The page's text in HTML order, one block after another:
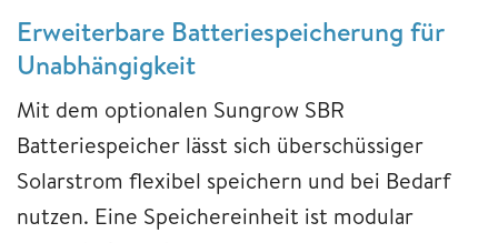
Erweiterbare Batteriespeicherung für
Unabhängigkeit
Mit dem optionalen Sungrow SBR
Batteriespeicher lässt sich überschüssiger
Solarstrom flexibel speichern und bei Bedarf
nutzen. Eine Speichereinheit ist modular